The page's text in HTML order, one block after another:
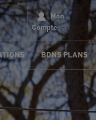
Mon
Compte
BONS PLANS